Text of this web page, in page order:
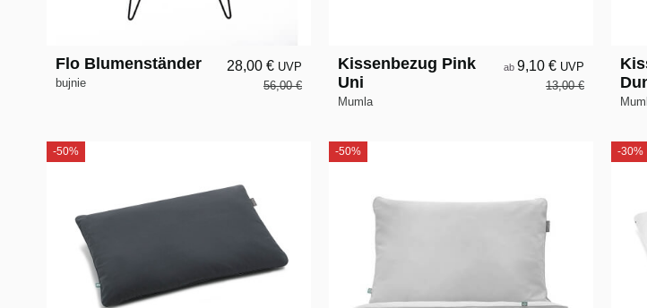
Flo Blumenständer
bujnie
28,00 € UVP
56,00 €
Kissenbezug Pink
Uni
Mumla
ab 9,10 € UVP
13,00 €
-50% -50% -30%